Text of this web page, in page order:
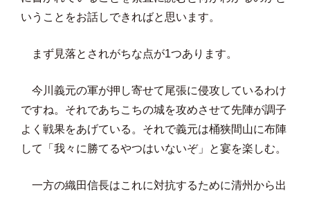
いうことをお話しできればと思います。
まず見落とされがちな点が1つあります。
今川義元の軍が押し寄せて尾張に侵攻しているわけ
ですね。それであちこちの城を攻めさせて先陣が調子
よく戦果をあげている。それで義元は桶狭間山に布陣
して「我々に勝てるやつはいないぞ」と宴を楽しむ。
一方の織田信長はこれに対抗するために清州から出